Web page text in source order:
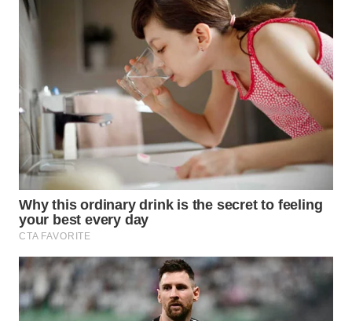
WAHANA
TV
WAHANANEWS
ID
WAHANANEWS
CO ID
WAHANANEWS
NET